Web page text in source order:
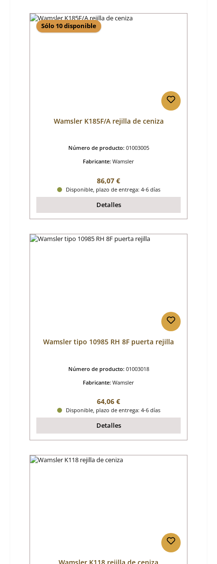
Sólo 10 disponible
Wamsler K185F/A rejilla de ceniza
Número de producto: 01003005
Fabricante: Wamsler
Precio normal:
86,07 €
Disponible, plazo de entrega: 4-6 días
Detalles
Wamsler tipo 10985 RH 8F puerta rejilla
Número de producto: 01003018
Fabricante: Wamsler
Precio normal:
64,06 €
Disponible, plazo de entrega: 4-6 días
Detalles